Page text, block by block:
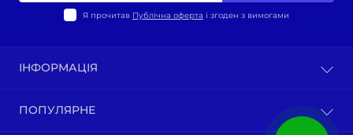
Я прочитав Публічна оферта і згоден з вимогами
ІНФОРМАЦІЯ
Політика конфіденційності
ПОПУЛЯРНЕ